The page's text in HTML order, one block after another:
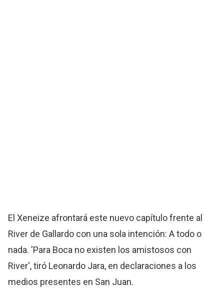
El Xeneize afrontará este nuevo capítulo frente al
River de Gallardo con una sola intención: A todo o
nada. 'Para Boca no existen los amistosos con
River', tiró Leonardo Jara, en declaraciones a los
medios presentes en San Juan.